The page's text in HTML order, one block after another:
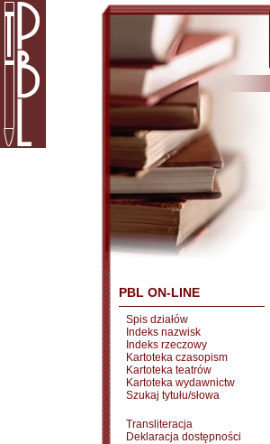
PBL ON-LINE
Spis działów
Indeks nazwisk
Indeks rzeczowy
Kartoteka czasopism
Kartoteka teatrów
Kartoteka wydawnictw
Szukaj tytułu/słowa
Transliteracja
Deklaracja dostępności